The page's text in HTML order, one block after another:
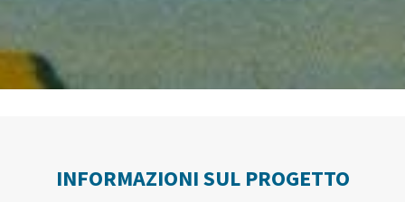
INFORMAZIONI SUL PROGETTO